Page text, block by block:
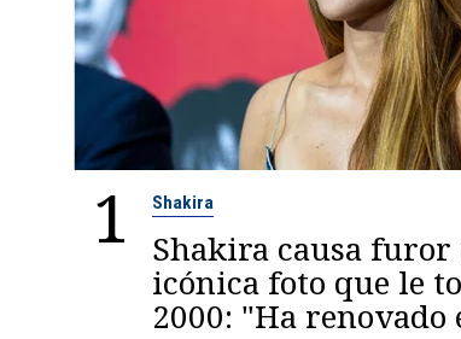
1 Shakira
Shakira causa
icónica foto que le
2000: "Ha renovado